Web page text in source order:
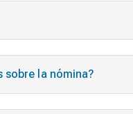
sobre la nómina?